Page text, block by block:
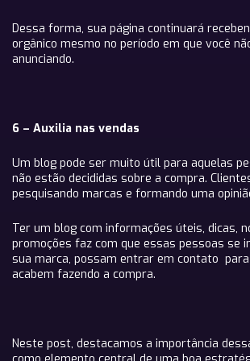
Dessa forma, sua página continuará
orgânico mesmo no período em que você
anunciando.
6 – Auxilia nas vendas
Um blog pode ser muito útil para aquelas
não estão decididas sobre a compra.
pesquisando marcas e formando uma
Ter um blog com informações úteis, dicas,
promoções faz com que essas pessoas se
sua marca, possam entrar em contato
acabem fazendo a compra.
Neste post, destacamos a importância